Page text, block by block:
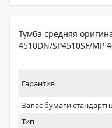
Тумба средняя
4510DN/SP4510SF/MP
Гарантия
Запас бумаги
Тип